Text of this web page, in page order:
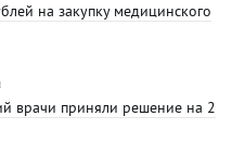
на закупку медицинского
врачи приняли решение на 2